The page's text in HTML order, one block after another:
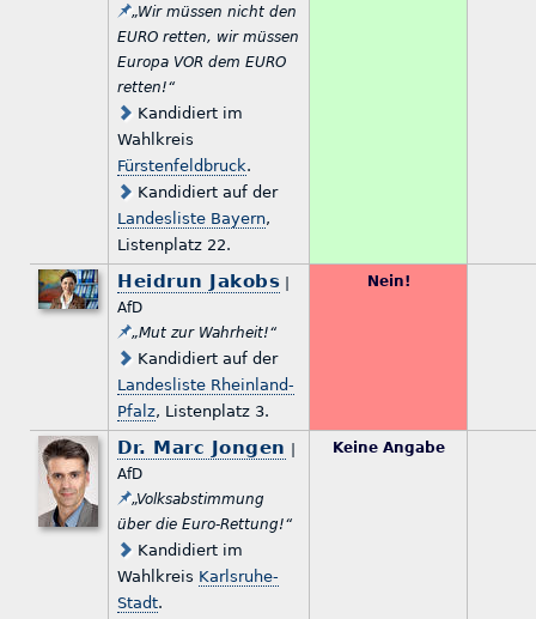
„Wir müssen nicht den
EURO retten, wir müssen
Europa VOR dem EURO
retten!“
Kandidiert im
Wahlkreis
Fürstenfeldbruck.
Kandidiert auf der
Landesliste Bayern,
Listenplatz 22.
Heidrun Jakobs
AfD
„Mut zur Wahrheit!“
Kandidiert auf der
Landesliste Rheinland-
Pfalz, Listenplatz 3.
Nein!
Dr. Marc Jongen
AfD
„Volksabstimmung
über die Euro-Rettung!“
Kandidiert im
Wahlkreis Karlsruhe-
Stadt.
Keine Angabe